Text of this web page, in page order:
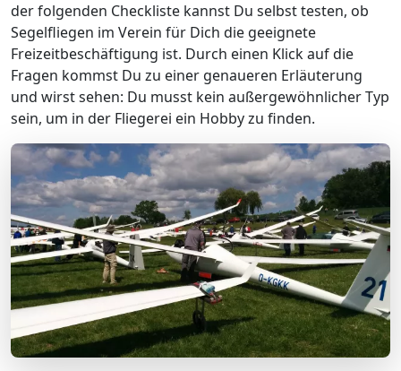
der folgenden Checkliste kannst Du selbst testen, ob
Segelfliegen im Verein für Dich die geeignete
Freizeitbeschäftigung ist. Durch einen Klick auf die
Fragen kommst Du zu einer genaueren Erläuterung
und wirst sehen: Du musst kein außergewöhnlicher Typ
sein, um in der Fliegerei ein Hobby zu finden.